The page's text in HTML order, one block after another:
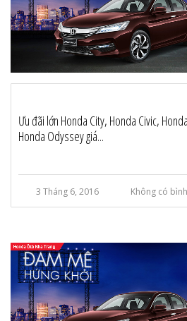
Ưu đãi lớn Honda City, Honda Civic,
Honda Odyssey giá...
3 Tháng 6, 2016 Không có